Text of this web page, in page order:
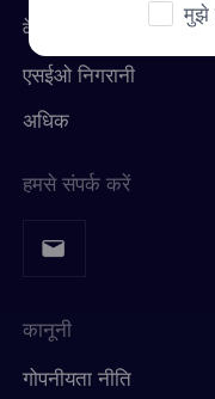
Português
वेब स्क्रैपिंग और क्रॉलिंग
एसईओ निगरानी
अधिक
हमसे संपर्क करें
कानूनी
गोपनीयता नीति
मुझे